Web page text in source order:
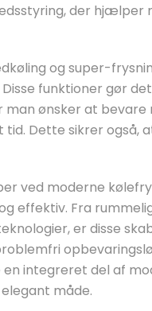
der hjælper
og super-
funktioner gør
ønsker at
Dette sikrer også,
ved moderne
effektiv. Fra
er disse
integreret del af
måde.